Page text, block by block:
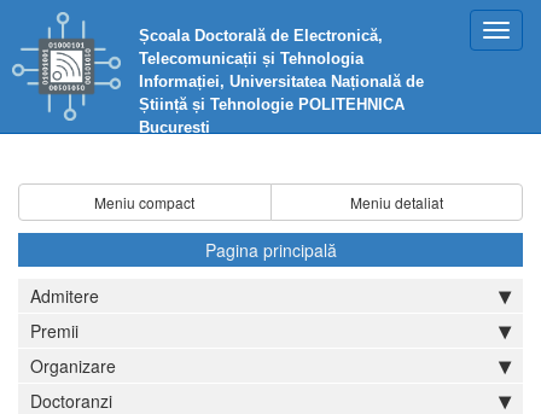
Școala Doctorală de Electronică,
Telecomunicații și Tehnologia
Informației, Universitatea Națională de
Știință și Tehnologie POLITEHNICA
București
Meniu compact Meniu detaliat
Pagina principală
Admitere
Premii
Organizare
Doctoranzi